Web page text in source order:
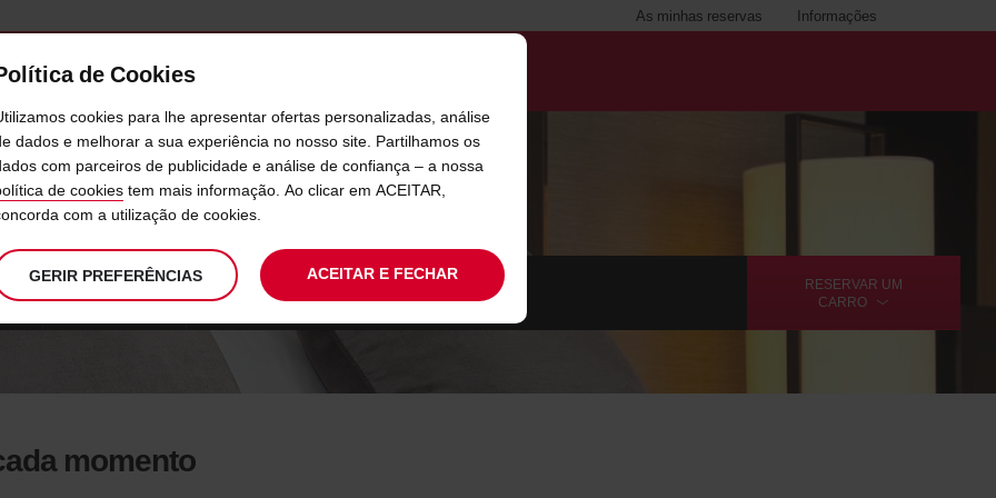
Informações
As minhas reservas
SERVIÇOS EMPRESAS
HOTÉIS
RESERVAR UM
CARRO
momento
de Cookies
cookies para lhe apresentar ofertas personalizadas, análise
dados e melhorar a sua experiência no nosso site. Partilhamos os
com parceiros de publicidade e análise de confiança – a nossa
de cookies tem mais informação. Ao clicar em ACEITAR,
com a utilização de cookies.
GERIR PREFERÊNCIAS ACEITAR E FECHAR